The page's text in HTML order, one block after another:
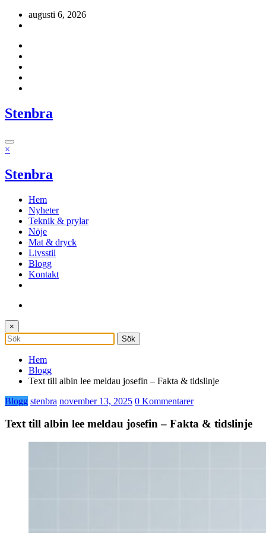
Hoppaaugusti 6, 2026
Stenbra
×
Stenbra
Hem
Nyheter
Teknik & prylar
Nöje
Mat & dryck
Livsstil
Blogg
Kontakt
×
Hem
Blogg
Text till albin lee meldau josefin – Fakta & tidslinje
Blogg stenbra november 13, 2025 0 Kommentarer
Text till albin lee meldau josefin – Fakta & tidslinje